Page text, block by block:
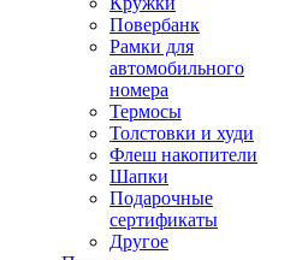
Повербанк
Рамки для
автомобильного
номера
Термосы
Толстовки и худи
Флеш накопители
Шапки
Подарочные
сертификаты
Другое